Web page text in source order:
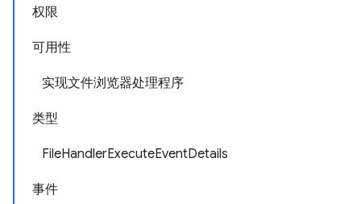
权限
可用性
实现文件浏览器处理程序
类型
FileHandlerExecuteEventDetails
事件